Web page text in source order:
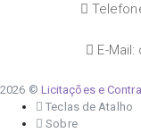
E-
2026 © Licitações e
Teclas de Atalho
Sobre